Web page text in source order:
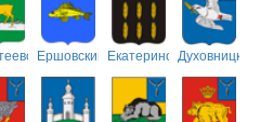
Ершовский ЕкатериновскийДуховницкий